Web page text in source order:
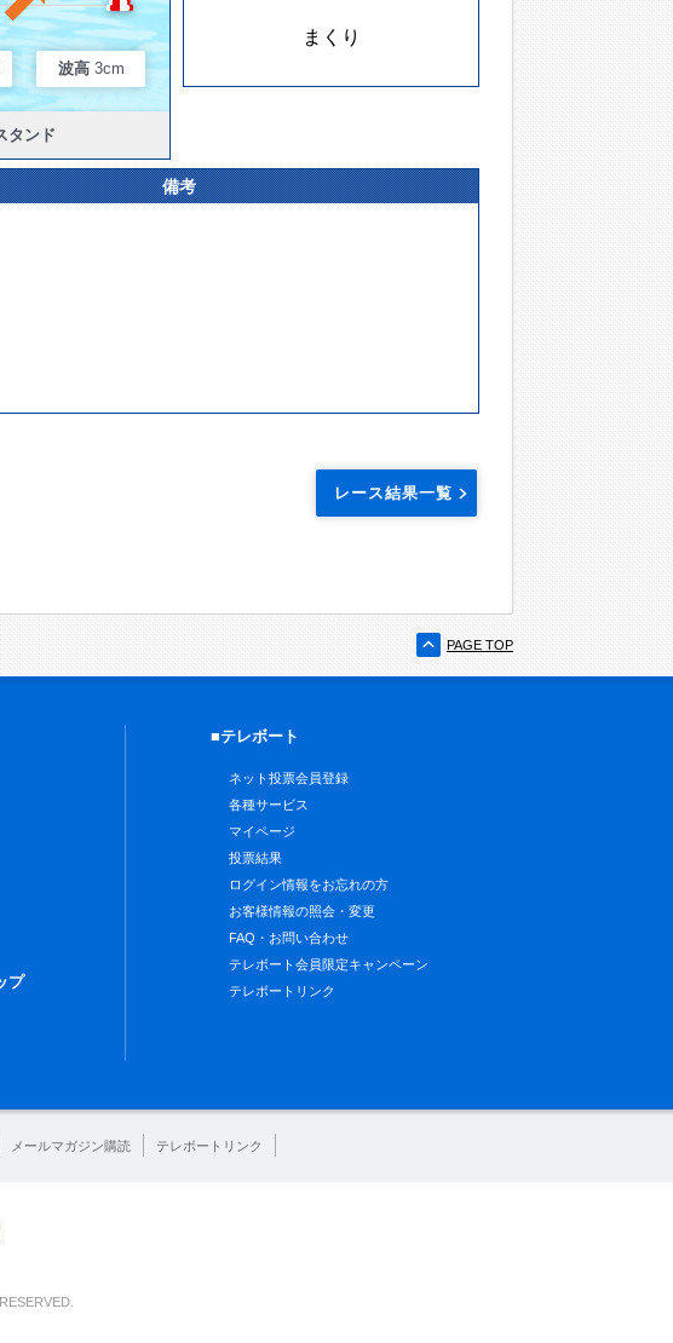
波高 3cm
タンド
まくり
備考
レース結果一覧
PAGE TOP
プ
■テレボート
ネット投票会員登録
各種サービス
マイページ
投票結果
ログイン情報をお忘れの方
お客様情報の照会・変更
FAQ・お問い合わせ
テレボート会員限定キャンペーン
テレボートリンク
メールマガジン購読 テレボートリンク